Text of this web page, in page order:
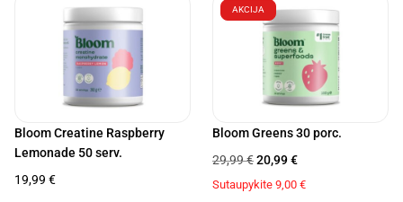
Bloom Creatine Raspberry
Lemonade 50 serv.
19,99 €
AKCIJA
Bloom Greens 30 porc.
29,99€20,99€
Sutaupykite 9,00 €